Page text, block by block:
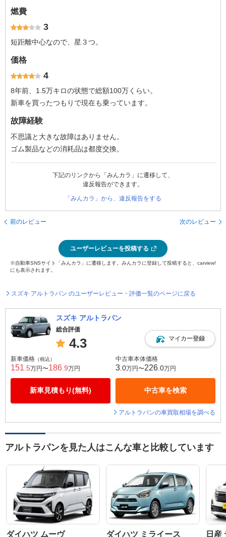
燃費
3
短距離中心なので、星３つ。
価格
4
8年前、1.5万キロの状態で総額100万くらい。
新車を買ったつもりで現在も乗っています。
故障経験
不思議と大きな故障はありません。
ゴム製品などの消耗品は都度交換。
下記のリンクから「みんカラ」に遷移して、
違反報告ができます。
「みんカラ」から、違反報告をする
前のレビュー 次のレビュー
ユーザーレビューを投稿する
※自動車SNSサイト「みんカラ」に遷移します。みんカラに登録して投稿すると、carview!
にも表示されます。
スズキ アルトラパン のユーザーレビュー・評価一覧のページに戻る
スズキ アルトラパン
総合評価
4.3 マイカー登録
新車価格 （税込）
151 .5万円〜186 .9万円
新車見積もり(無料)
中古車本体価格
3 .0万円〜226 .0万円
中古車を検索
アルトラパンの車買取相場を調べる
アルトラパンを見た人はこんな車と比較しています
ダイハツ ムーヴ ダイハツ ミライース 日産